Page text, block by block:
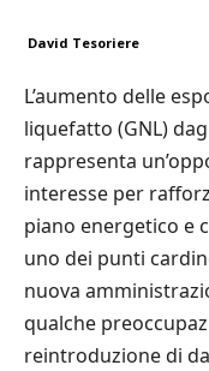
David Tesoriere
L’aumento delle
liquefatto (GNL)
rappresenta
interesse per
piano energetico e
uno dei punti
nuova
qualche
reintroduzione di